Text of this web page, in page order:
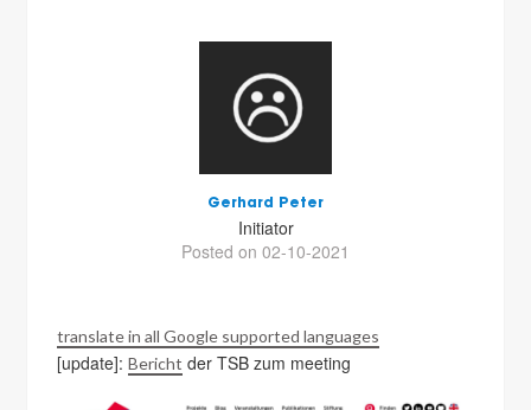
Gerhard Peter
Initiator
Posted on 02-10-2021
translate in all Google supported languages
[update]:Bericht der TSB zum meeting